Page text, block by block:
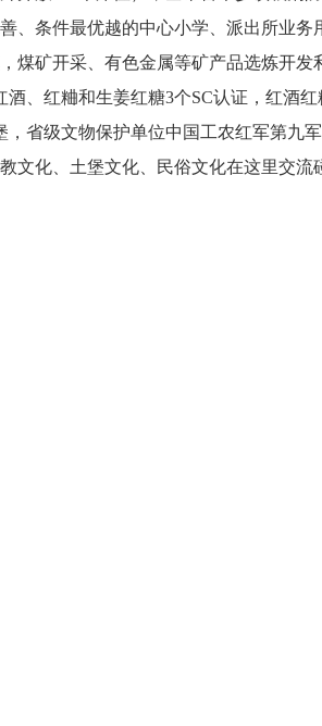
、条件最优越的中心小学、派出所业务
煤矿开采、有色金属等矿产品选炼开发
、红粬和生姜红糖3个SC认证，红酒红
省级文物保护单位中国工农红军第九军
文化、土堡文化、民俗文化在这里交流